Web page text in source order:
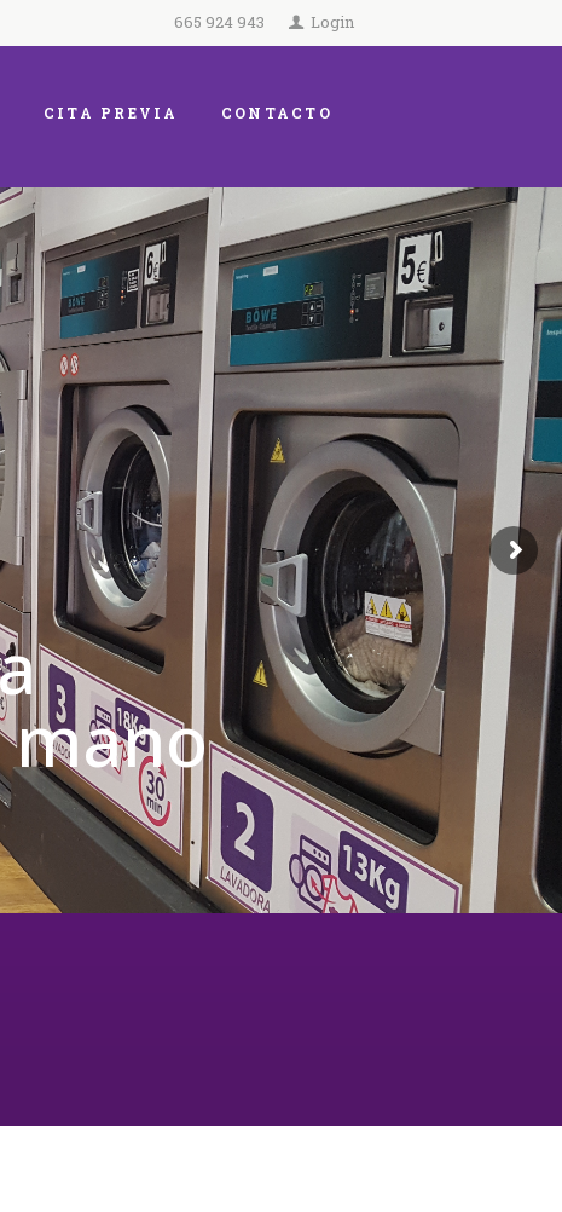
665 924 943 Login
CITA PREVIA CONTACTO